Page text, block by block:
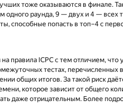
тоже оказываются в финале.
одного раунда, 9 — двух и 4 —
способные попасть в топ–4 с
правила ICPC с тем отличием,
тестах, перечисленных
общих итогов. За такой риск
которое зависит от общего
даже отрицательным. Более